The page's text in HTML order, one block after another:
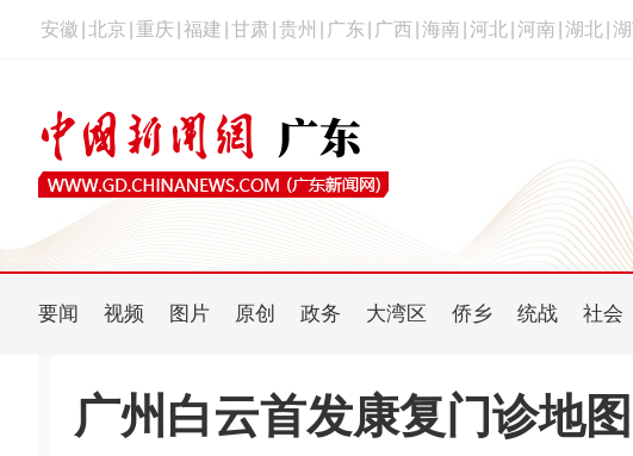
安徽 北京 重庆 福建 甘肃 贵州 广东 广西 海南 河北 河南 湖北
要闻 视频 图片 原创 政务 大湾区 侨乡 统战 社会
广州白云首发康复门诊地图